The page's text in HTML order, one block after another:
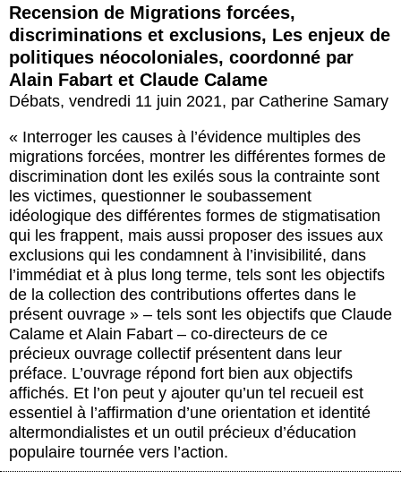
Recension de Migrations forcées,
discriminations et exclusions, Les enjeux de
politiques néocoloniales, coordonné par
Alain Fabart et Claude Calame
Débats, vendredi 11 juin 2021, par Catherine Samary
« Interroger les causes à l’évidence multiples des
migrations forcées, montrer les différentes formes de
discrimination dont les exilés sous la contrainte sont
les victimes, questionner le soubassement
idéologique des différentes formes de stigmatisation
qui les frappent, mais aussi proposer des issues aux
exclusions qui les condamnent à l’invisibilité, dans
l’immédiat et à plus long terme, tels sont les objectifs
de la collection des contributions offertes dans le
présent ouvrage » – tels sont les objectifs que Claude
Calame et Alain Fabart – co-directeurs de ce
précieux ouvrage collectif présentent dans leur
préface. L’ouvrage répond fort bien aux objectifs
affichés. Et l’on peut y ajouter qu’un tel recueil est
essentiel à l’affirmation d’une orientation et identité
altermondialistes et un outil précieux d’éducation
populaire tournée vers l’action.